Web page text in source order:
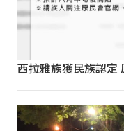
西拉雅族獲民族認定